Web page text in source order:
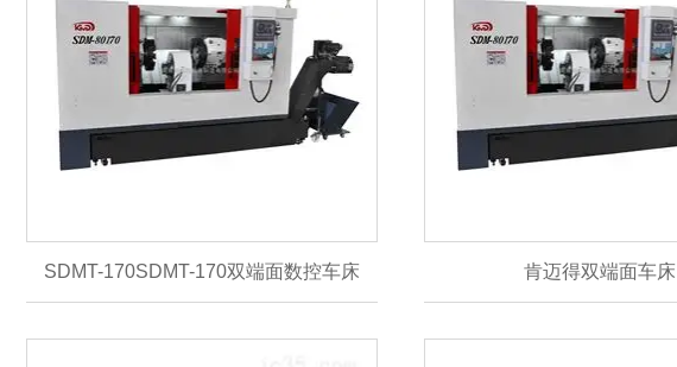
SDMT-170SDMT-170双端面数控车床 肯迈得双端面车床